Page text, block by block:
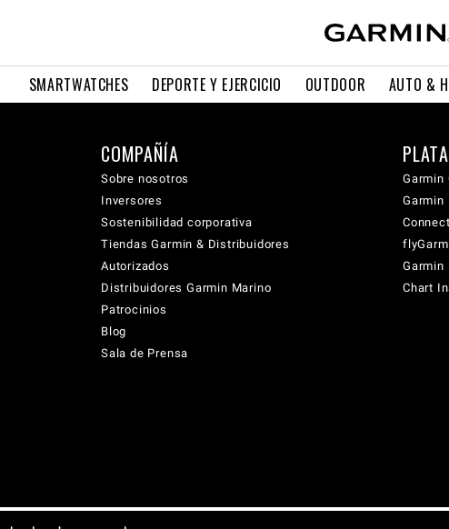
SMARTWATCHES DEPORTE Y EJERCICIO OUTDOOR AUTO &
COMPAÑÍA
Sobre nosotros
Inversores
Sostenibilidad corporativa
Tiendas Garmin & Distribuidores
Autorizados
Distribuidores Garmin Marino
Patrocinios
Blog
Sala de Prensa
Garmin
Garmin
Garmin
Chart